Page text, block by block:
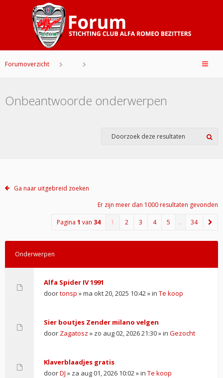
Forumoverzicht
Onbeantwoorde onderwerpen
Ga naar uitgebreid zoeken
Er zijn meer dan 1000 resultaten gevonden
Pagina 1 van 34 1 2 3 4 5 … 34
Onderwerpen
Alfa Spider IV 1991
doortonsp » ma okt 20, 2025 10:42 » in Te koop
Sier boutjes Zender milano velgen
door Zagatosz » zo aug 02, 2026 21:30 » in Gezocht
Klaverblaadjes gratis
doorDJ » za aug 01, 2026 10:02 » in Te koop